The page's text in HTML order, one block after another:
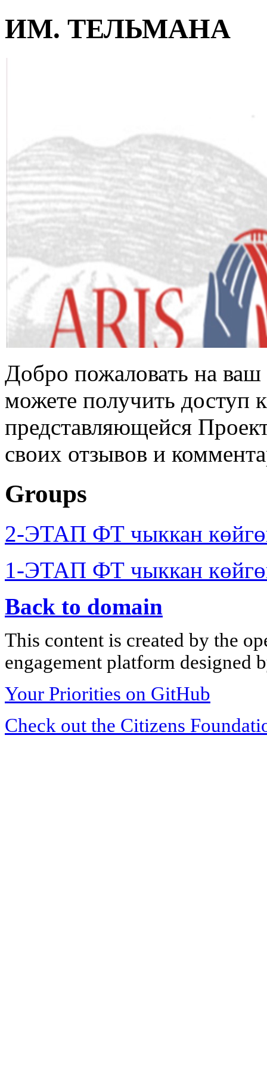
ИМ. ТЕЛЬМАНА
Добро пожаловать на
можете получить доступ
представляющейся
своих отзывов и
Groups
2-ЭТАП ФТ чыккан
1-ЭТАП ФТ чыккан
Back to domain
This content is created by the
engagement platform designed
Your Priorities on GitHub
Check out the Citizens